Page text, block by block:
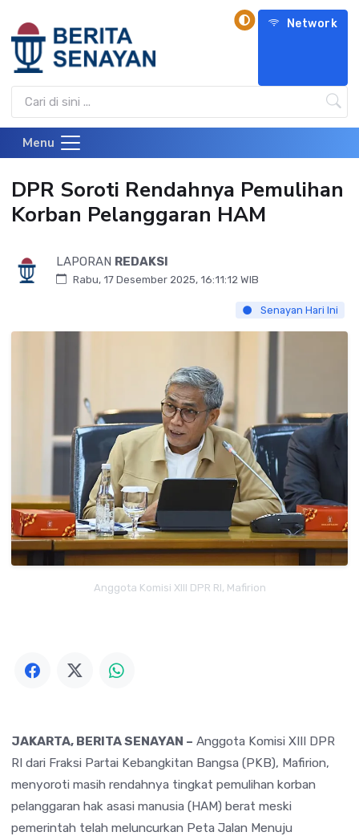
Network
Menu
DPR Soroti Rendahnya Pemulihan
Korban Pelanggaran HAM
LAPORAN REDAKSI
Rabu, 17 Desember 2025, 16:11:12 WIB
Senayan Hari Ini
Anggota Komisi XIII DPR RI, Mafirion
JAKARTA, BERITA SENAYAN – Anggota Komisi XIII DPR
RI dari Fraksi Partai Kebangkitan Bangsa (PKB), Mafirion,
menyoroti masih rendahnya tingkat pemulihan korban
pelanggaran hak asasi manusia (HAM) berat meski
pemerintah telah meluncurkan Peta Jalan Menuju